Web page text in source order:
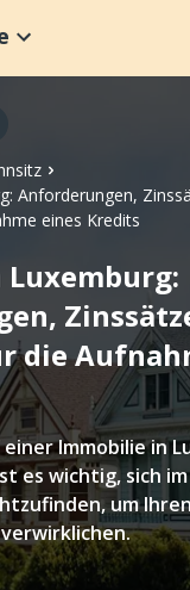
Anforderungen,
eines Kredits
die
Immobilie in
es wichtig, sich
um